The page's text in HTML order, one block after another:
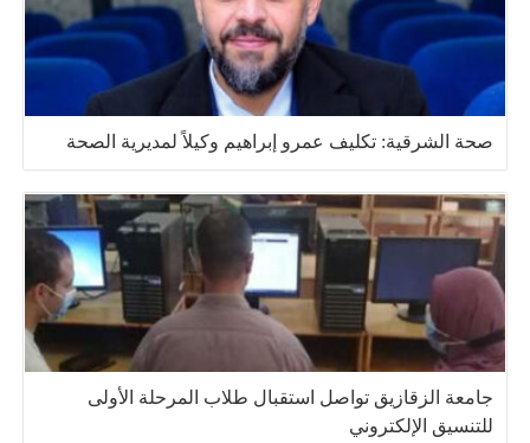
صحة الشرقية: تكليف عمرو إبراهيم وكيلاً لمديرية الصحة
جامعة الزقازيق تواصل استقبال طلاب المرحلة الأولى
للتنسيق الإلكتروني